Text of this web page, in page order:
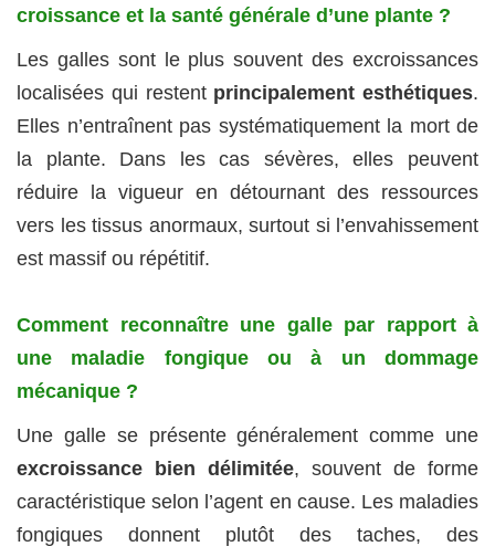
croissance et la santé générale d’une plante ?
Les galles sont le plus souvent des excroissances
localisées qui restent principalement esthétiques.
Elles n’entraînent pas systématiquement la mort de
la plante. Dans les cas sévères, elles peuvent
réduire la vigueur en détournant des ressources
vers les tissus anormaux, surtout si l’envahissement
est massif ou répétitif.
Comment reconnaître une galle par rapport à
une maladie fongique ou à un dommage
mécanique ?
Une galle se présente généralement comme une
excroissance bien délimitée, souvent de forme
caractéristique selon l’agent en cause. Les maladies
fongiques donnent plutôt des taches, des